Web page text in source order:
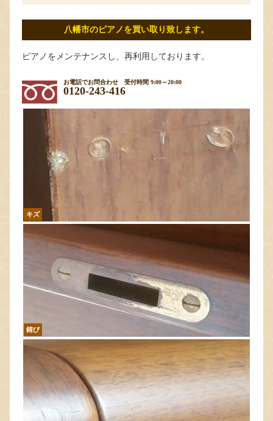
八幡市のピアノを買い取り致します。
ピアノをメンテナンスし、再利用しております。
お電話でお問合わせ 受付時間 9:00～20:00
0120-243-416
キズ
錆び